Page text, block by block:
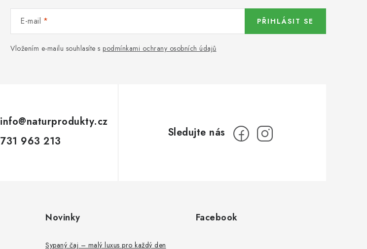
E-mail
Vložením e-mailu souhlasíte s podmínkami ochrany osobních údajů
PŘIHLÁSIT SE
info@naturprodukty.cz
731 963 213
Novinky
Sypaný čaj – malý luxus pro každý den
Facebook